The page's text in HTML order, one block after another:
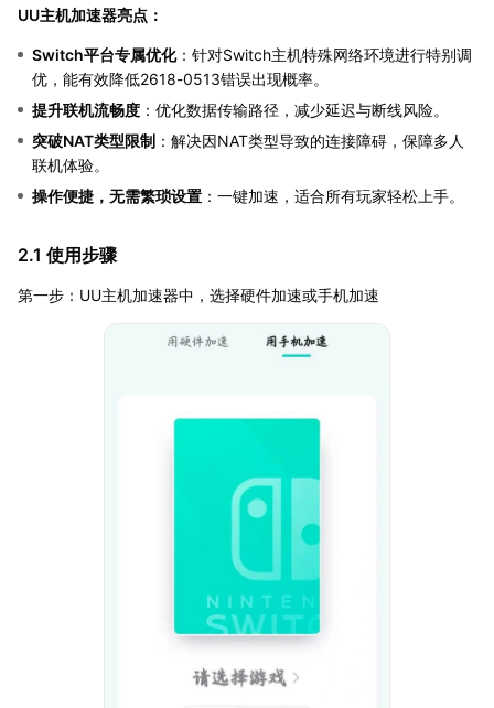
UU主机加速器亮点：
Switch平台专属优化：针对Switch主机特殊网络环境进行特别调
优，能有效降低2618-0513错误出现概率。
提升联机流畅度 ：优化数据传输路径，减少延迟与断线风险。
突破NAT类型限制 ：解决因NAT类型导致的连接障碍，保障多人
联机体验。
操作便捷，无需繁琐设置 ：一键加速，适合所有玩家轻松上手。
2.1 使用步骤
第一步：UU主机加速器中，选择硬件加速或手机加速